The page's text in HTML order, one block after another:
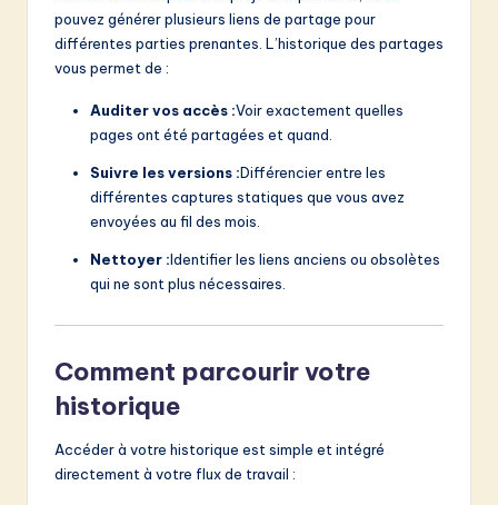
pouvez générer plusieurs liens de partage pour
différentes parties prenantes. L’historique des partages
vous permet de :
Auditer vos accès :Voir exactement quelles
pages ont été partagées et quand.
Suivre les versions :Différencier entre les
différentes captures statiques que vous avez
envoyées au fil des mois.
Nettoyer :Identifier les liens anciens ou obsolètes
qui ne sont plus nécessaires.
Comment parcourir votre
historique
Accéder à votre historique est simple et intégré
directement à votre flux de travail :